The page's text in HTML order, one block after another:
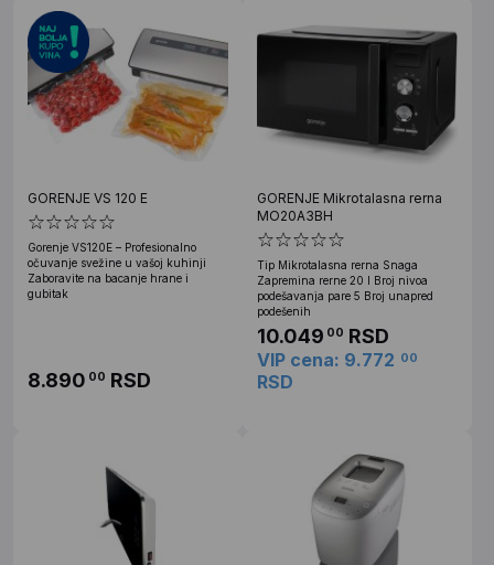
GORENJE VS 120 E
Gorenje VS120E – Profesionalno
očuvanje svežine u vašoj kuhinji
Zaboravite na bacanje hrane i
gubitak
8.890 00 RSD
GORENJE Mikrotalasna rerna
MO20A3BH
Tip Mikrotalasna rerna Snaga
Zapremina rerne 20 l Broj nivoa
podešavanja pare 5 Broj unapred
podešenih
10.049 00 RSD
VIP cena: 9.772 00
RSD